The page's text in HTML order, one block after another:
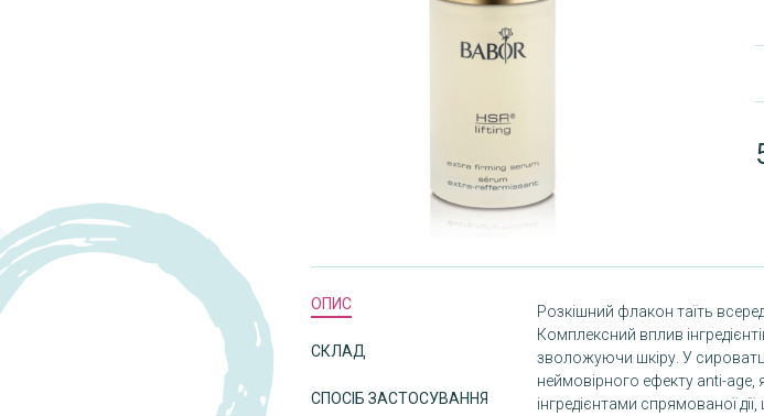
ОПИС
СКЛАД
СПОСІБ ЗАСТОСУВАННЯ
Розкішний флакон таїть
Комплексний вплив
зволожуючи шкіру. У
неймовірного ефекту anti-
інгредієнтами спрямованої